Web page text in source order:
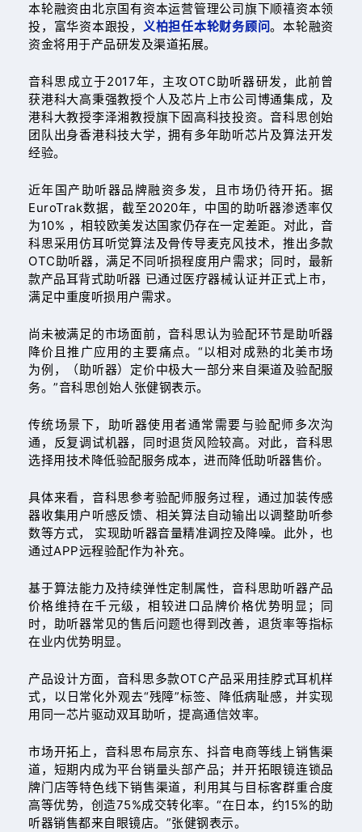
本轮融资由北京国有资本运营管理公司旗下顺禧资本领
投，富华资本跟投， 义柏担任本轮财务顾问。本轮融资
资金将用于产品研发及渠道拓展。
音科思成立于2017年，主攻OTC助听器研发，此前曾
获港科大高秉强教授个人及芯片上市公司博通集成，及
港科大教授李泽湘教授旗下固高科技投资。音科思创始
团队出身香港科技大学，拥有多年助听芯片及算法开发
经验。
近年国产助听器品牌融资多发，且市场仍待开拓。据
EuroTrak数据，截至2020年，中国的助听器渗透率仅
为10% ，相较欧美发达国家仍存在一定差距。对此，音
科思采用仿耳听觉算法及骨传导麦克风技术，推出多款
OTC助听器，满足不同听损程度用户需求；同时，最新
款产品耳背式助听器 已通过医疗器械认证并正式上市，
满足中重度听损用户需求。
尚未被满足的市场面前，音科思认为验配环节是助听器
降价且推广应用的主要痛点。“以相对成熟的北美市场
为例，（助听器）定价中极大一部分来自渠道及验配服
务。”音科思创始人张健钢表示。
传统场景下，助听器使用者通常需要与验配师多次沟
通，反复调试机器，同时退货风险较高。对此，音科思
选择用技术降低验配服务成本，进而降低助听器售价。
具体来看，音科思参考验配师服务过程，通过加装传感
器收集用户听感反馈、相关算法自动输出以调整助听参
数等方式， 实现助听器音量精准调控及降噪。此外，也
通过APP远程验配作为补充。
基于算法能力及持续弹性定制属性，音科思助听器产品
价格维持在千元级，相较进口品牌价格优势明显；同
时，助听器常见的售后问题也得到改善，退货率等指标
在业内优势明显。
产品设计方面，音科思多款OTC产品采用挂脖式耳机样
式，以日常化外观去“残障”标签、降低病耻感，并实现
用同一芯片驱动双耳助听，提高通信效率。
市场开拓上，音科思布局京东、抖音电商等线上销售渠
道，短期内成为平台销量头部产品；并开拓眼镜连锁品
牌门店等特色线下销售渠道，利用其与目标客群重合度
高等优势，创造75%成交转化率。“在日本，约15%的助
听器销售都来自眼镜店。”张健钢表示。